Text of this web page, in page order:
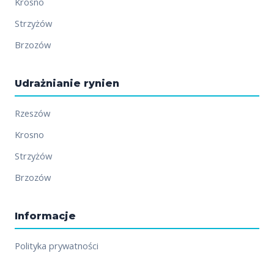
Strzyżów
Brzozów
Udrażnianie rynien
Rzeszów
Krosno
Strzyżów
Brzozów
Informacje
Polityka prywatności